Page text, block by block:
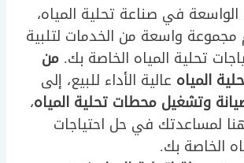
الواسعة في صناعة تحلية المياه،
واسعة من الخدمات لتلبية
تحلية المياه الخاصة بك. من
المياه عالية الأداء للبيع، إلى
وتشغيل محطات تحلية المياه،
لمساعدتك في حل احتياجات
الخاصة بك.